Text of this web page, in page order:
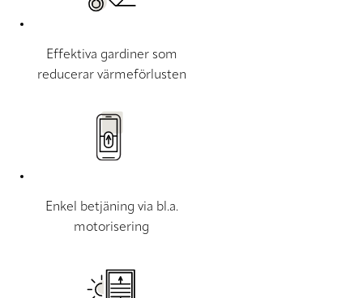
Effektiva gardiner som
reducerar värmeförlusten
Enkel betjäning via bl.a.
motorisering